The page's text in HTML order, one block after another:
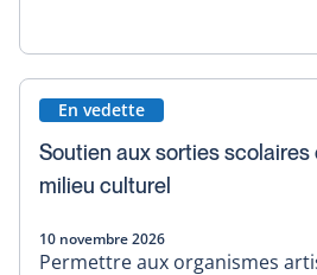
En vedette
Soutien aux sorties
milieu culturel
10 novembre 2026
Permettre aux organismes